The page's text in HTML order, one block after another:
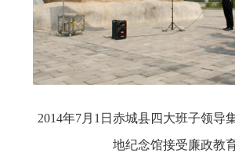
2014年7月1 日赤城县四大班子领导
地纪念馆接受廉政教